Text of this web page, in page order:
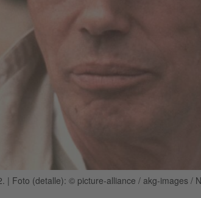
| Foto (detalle): © picture-alliance / akg-images /